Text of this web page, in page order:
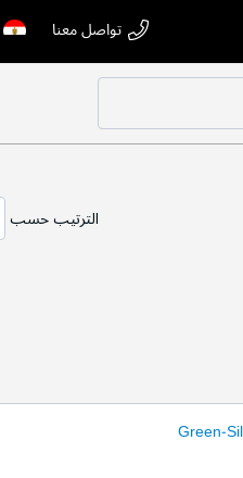
تواصل معنا اختر
الترتيب حسب